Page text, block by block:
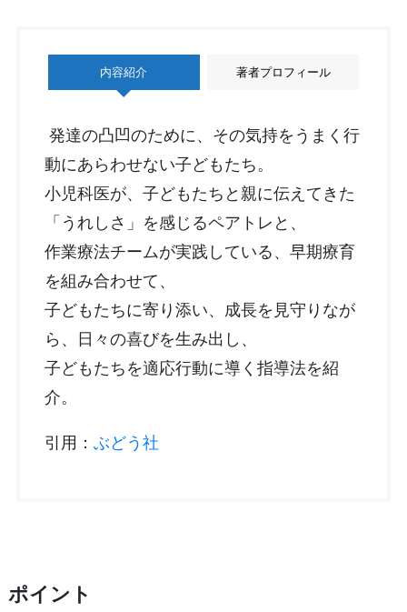
内容紹介 著者プロフィール
発達の凸凹のために、その気持をうまく行
動にあらわせない子どもたち。
小児科医が、子どもたちと親に伝えてきた
「うれしさ」を感じるペアトレと、
作業療法チームが実践している、早期療育
を組み合わせて、
子どもたちに寄り添い、成長を見守りなが
ら、日々の喜びを生み出し、
子どもたちを適応行動に導く指導法を紹
介。
引用： ぶどう社
ポイント